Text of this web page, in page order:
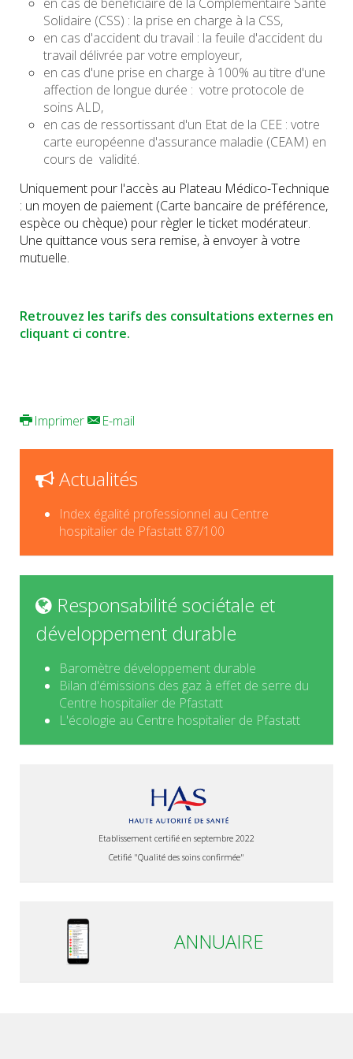
Solidaire (CSS) : la prise en charge à la CSS,
en cas d'accident du travail : la feuile d'accident du
travail délivrée par votre employeur,
en cas d'une prise en charge à 100% au titre d'une
affection de longue durée : votre protocole de
soins ALD,
en cas de ressortissant d'un Etat de la CEE : votre
carte européenne d'assurance maladie (CEAM) en
cours de validité.
Uniquement pour l'accès au Plateau Médico-Technique
: un moyen de paiement (Carte bancaire de préférence,
espèce ou chèque) pour règler le ticket modérateur.
Une quittance vous sera remise, à envoyer à votre
mutuelle.
Retrouvez les tarifs des consultations externes en
cliquant ci contre.
Imprimer E-mail
Actualités
Index égalité professionnel au Centre
hospitalier de Pfastatt 87/100
Responsabilité sociétale et
développement durable
Baromètre développement durable
Bilan d'émissions des gaz à effet de serre du
Centre hospitalier de Pfastatt
L'écologie au Centre hospitalier de Pfastatt
Etablissement certifié en septembre 2022
Cetifié "Qualité des soins confirmée"
ANNUAIRE